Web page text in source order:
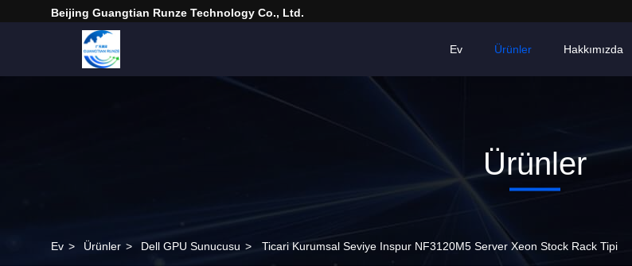
Beijing Guangtian Runze Technology Co., Ltd.
Ev Ürünler Hakkımızda
Ürünler
Ev > Ürünler > Dell GPU Sunucusu > Ticari Kurumsal Seviye Inspur NF3120M5 Server Xeon Stock Rack Tipi